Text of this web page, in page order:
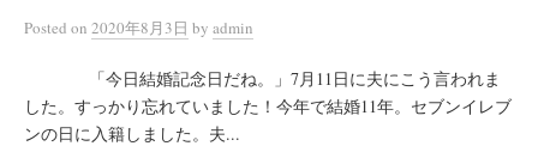
Posted on 2020年8月3日 by admin
「今日結婚記念日だね。」7月11日に夫にこう言われま
した。すっかり忘れていました！今年で結婚11年。セブンイレブ
ンの日に入籍しました。夫...